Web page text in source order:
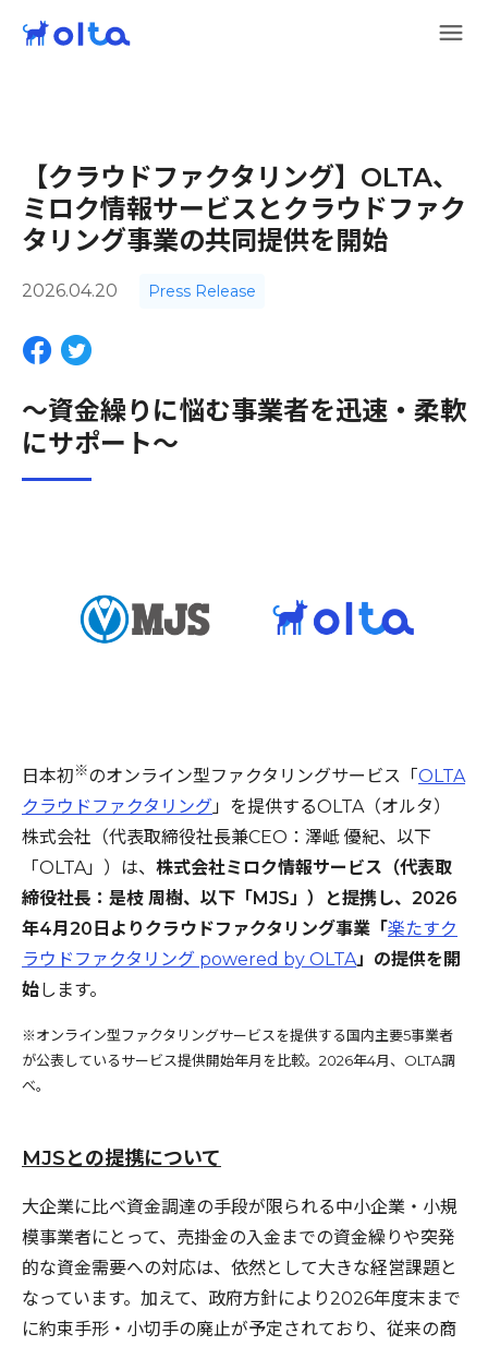
【クラウドファクタリング】OLTA、
ミロク情報サービスとクラウドファク
タリング事業の共同提供を開始
2026.04.20 Press Release
〜資金繰りに悩む事業者を迅速・柔軟
にサポート〜
日本初※のオンライン型ファクタリングサービス「 OLTA
クラウドファクタリング」を提供するOLTA（オルタ）
株式会社（代表取締役社長兼CEO：澤岻 優紀、以下
「OLTA」）は、 株式会社ミロク情報サービス（代表取
締役社長：是枝 周樹、以下「MJS」）と提携し、2026
年4月20日よりクラウドファクタリング事業「 楽たすク
ラウドファクタリング powered by OLTA」の提供を開
始します。
※オンライン型ファクタリングサービスを提供する国内主要5事業者
が公表しているサービス提供開始年月を比較。2026年4月、OLTA調
べ。
MJSとの提携について
大企業に比べ資金調達の手段が限られる中小企業・小規
模事業者にとって、売掛金の入金までの資金繰りや突発
的な資金需要への対応は、依然として大きな経営課題と
なっています。加えて、政府方針により2026年度末まで
に約束手形・小切手の廃止が予定されており、従来の商